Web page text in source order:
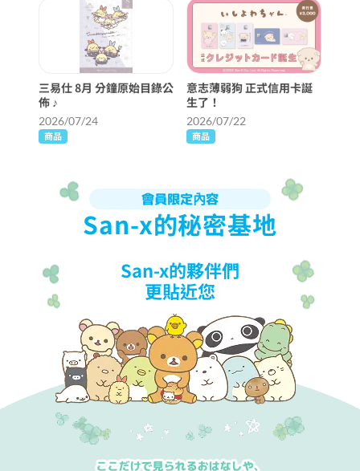
三易仕 8月 分鐘原始目錄公
佈 ♪
2026/07/24
商品
意志薄弱狗 正式信用卡誕
生了！
2026/07/22
商品
會員限定內容
San-x的秘密基地
San-x的夥伴們
更貼近您